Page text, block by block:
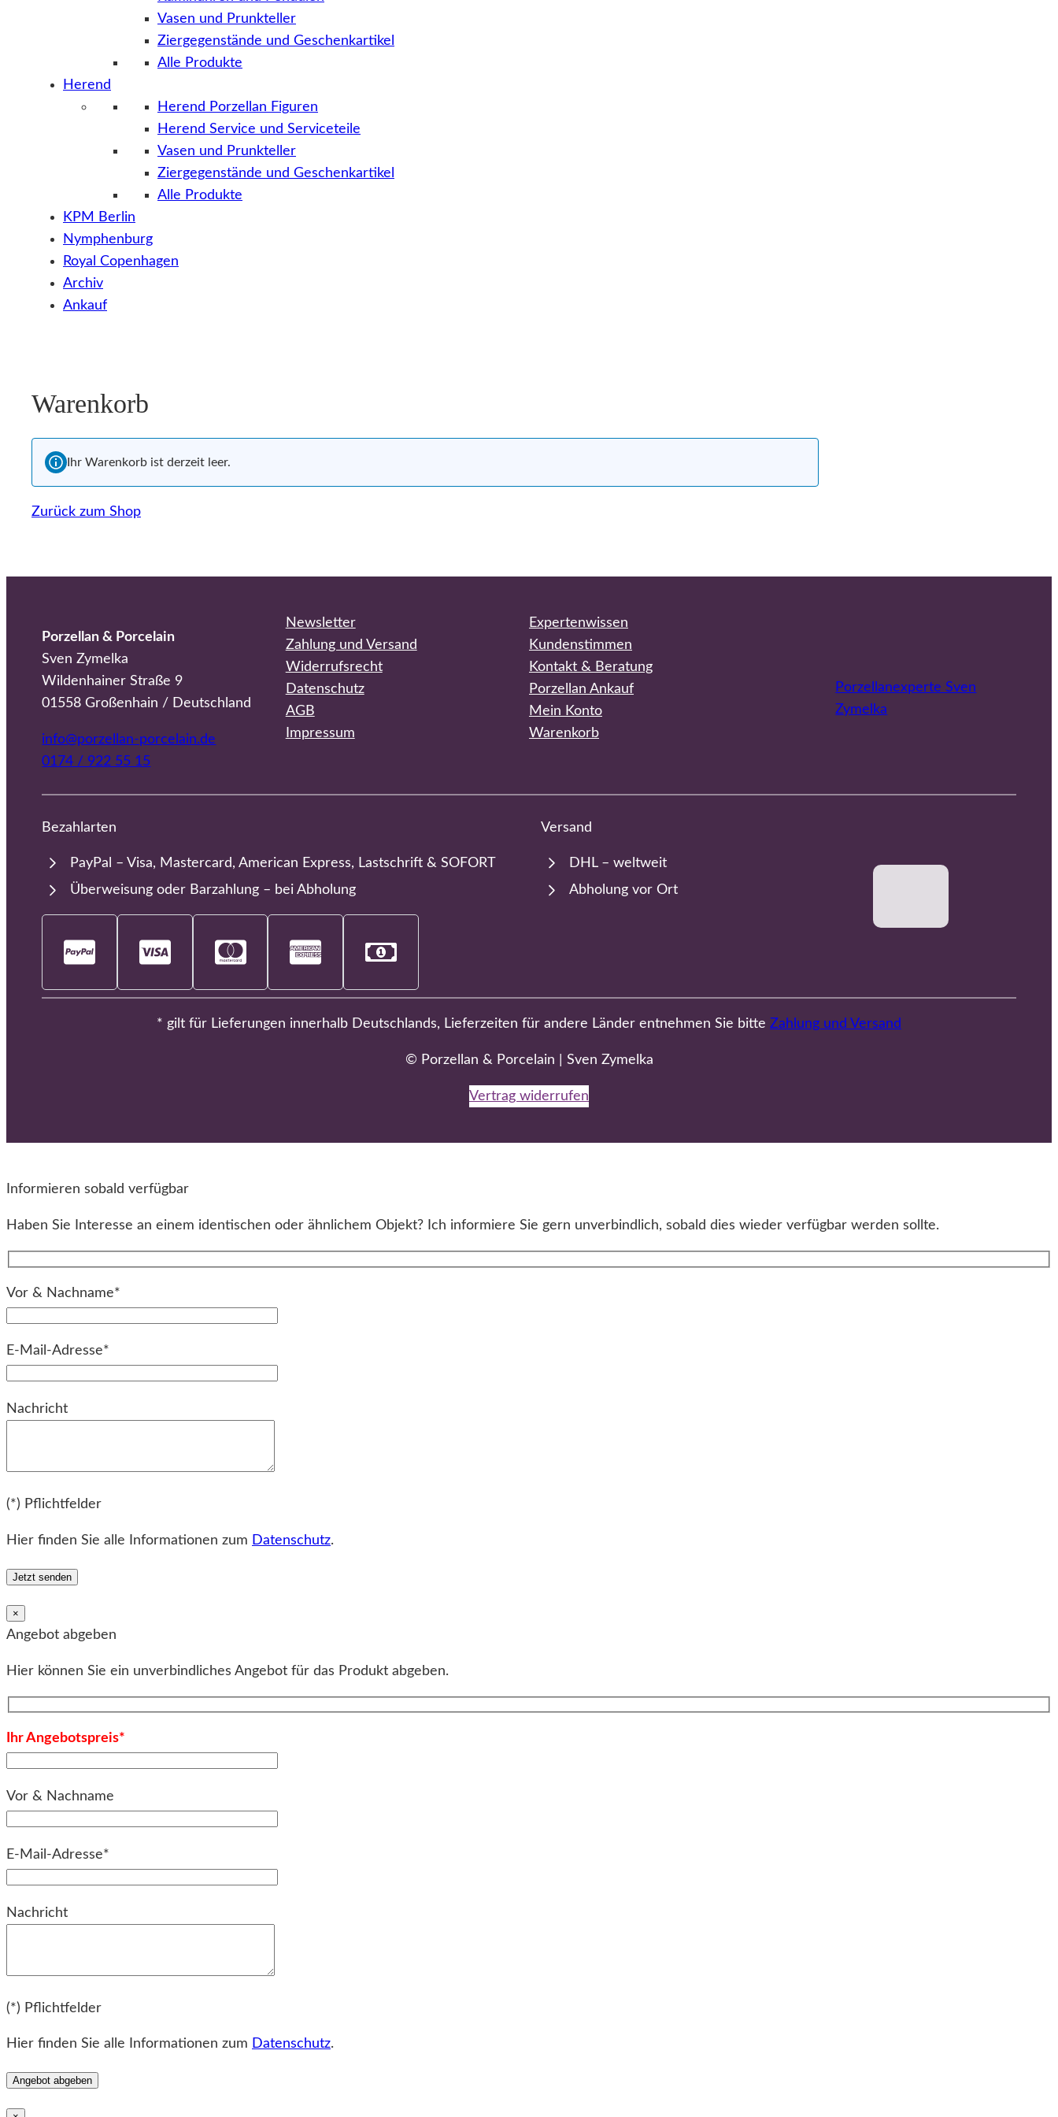
Vasen und Prunkteller
Ziergegenstände und Geschenkartikel
Alle Produkte
Herend
Herend Porzellan Figuren
Herend Service und Serviceteile
Vasen und Prunkteller
Ziergegenstände und Geschenkartikel
Alle Produkte
KPM Berlin
Nymphenburg
Royal Copenhagen
Archiv
Ankauf
Warenkorb
Ihr Warenkorb ist derzeit leer.
Zurück zum Shop
Porzellan & Porcelain
Sven Zymelka
Wildenhainer Straße 9
01558 Großenhain / Deutschland
info@porzellan-porcelain.de
0174 / 922 55 15
Newsletter
Zahlung und Versand
Widerrufsrecht
Datenschutz
AGB
Impressum
Expertenwissen
Kundenstimmen
Kontakt & Beratung
Porzellan Ankauf
Mein Konto
Warenkorb
Porzellanexperte Sven
Zymelka
Bezahlarten
PayPal – Visa, Mastercard, American Express, Lastschrift & SOFORT
Überweisung oder Barzahlung – bei Abholung
Versand
DHL – weltweit
Abholung vor Ort
* gilt für Lieferungen innerhalb Deutschlands, Lieferzeiten für andere Länder entnehmen Sie bitte Zahlung und Versand
© Porzellan & Porcelain | Sven Zymelka
Vertrag widerrufen
Informieren sobald verfügbar
Haben Sie Interesse an einem identischen oder ähnlichem Objekt? Ich informiere Sie gern unverbindlich, sobald dies wieder verfügbar werden sollte.
Vor & Nachname*
E-Mail-Adresse*
Nachricht
(*) Pflichtfelder
Hier finden Sie alle Informationen zum Datenschutz.
×
Angebot abgeben
Hier können Sie ein unverbindliches Angebot für das Produkt abgeben.
Ihr Angebotspreis*
Vor & Nachname
E-Mail-Adresse*
Nachricht
(*) Pflichtfelder
Hier finden Sie alle Informationen zum Datenschutz.